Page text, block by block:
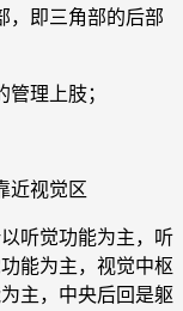
，即三角部的后部
理上肢；
近视觉区
听觉功能为主，听
能为主，视觉中枢
主，中央后回是躯